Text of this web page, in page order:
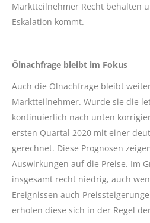
Marktteilnehmer Recht behalten
Eskalation kommt.
Ölnachfrage bleibt im Fokus
Auch die Ölnachfrage bleibt
Marktteilnehmer. Wurde sie die
kontinuierlich nach unten
ersten Quartal 2020 mit einer
gerechnet. Diese Prognosen
Auswirkungen auf die Preise. Im
insgesamt recht niedrig, auch
Ereignissen auch
erholen diese sich in der Regel